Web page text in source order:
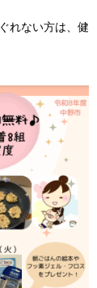
れない方は、健